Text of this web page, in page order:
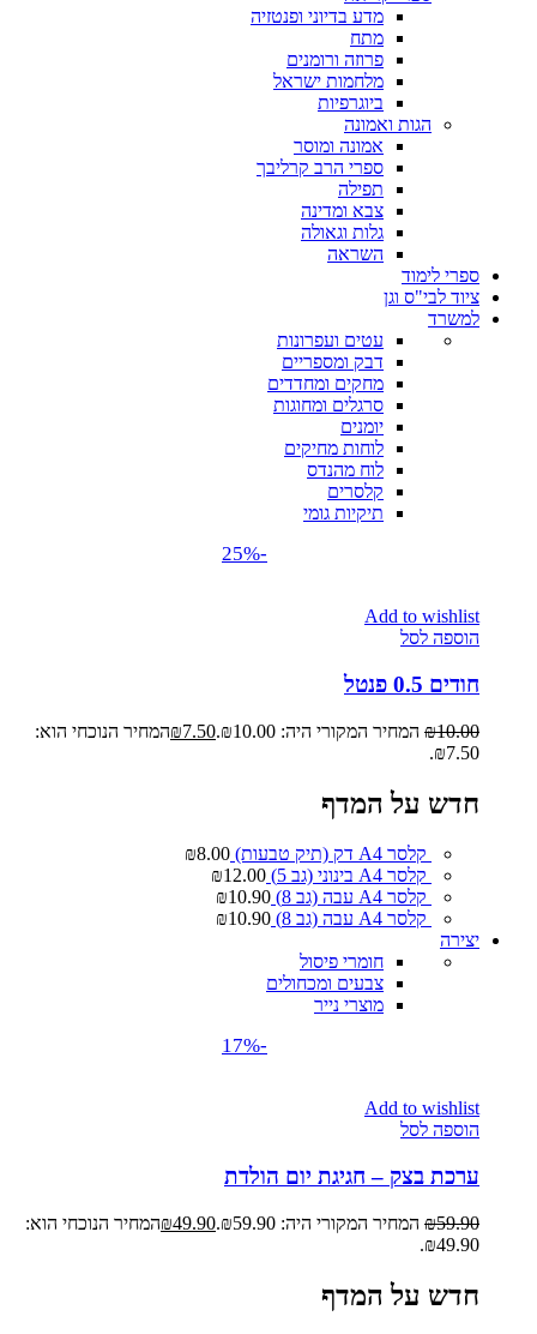
מדע בדיוני ופנטזיה
מתח
פרוזה ורומנים
מלחמות ישראל
ביוגרפיות
הגות ואמונה
אמונה ומוסר
ספרי הרב קרליבך
תפילה
צבא ומדינה
גלות וגאולה
השראה
ספרי לימוד
ציוד לבי"ס וגן
למשרד
עטים ועפרונות
דבק ומספריים
מחקים ומחדדים
סרגלים ומחוגות
יומנים
לוחות מחיקים
לוח מהנדס
קלסרים
תיקיות גומי
-25%
Add to wishlist
הוספה לסל
חודים 0.5 פנטל
₪10.00 המחיר המקורי היה: ₪10.00. ₪7.50
המחיר הנוכחי הוא:
₪7.50.
חדש על המדף
קלסר A4 דק (תיק טבעות) ₪8.00
קלסר A4 בינוני (גב 5)
₪12.00
קלסר A4 עבה (גב 8)
₪10.90
קלסר A4 עבה (גב 8)
₪10.90
יצירה
חומרי פיסול
צבעים ומכחולים
מוצרי נייר
-17%
Add to wishlist
הוספה לסל
ערכת בצק – חגיגת יום הולדת
₪59.90 המחיר המקורי היה: ₪59.90. ₪49.90
המחיר הנוכחי הוא:
₪49.90.
חדש על המדף